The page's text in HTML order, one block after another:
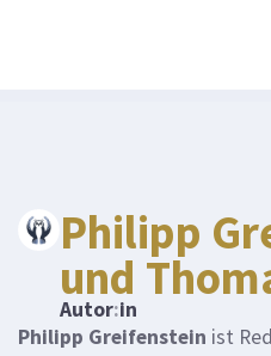
Philipp
und
Autor:in
Philipp Greifenstein ist